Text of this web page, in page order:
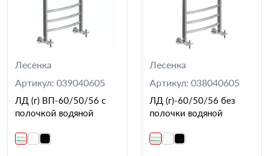
Лесенка
Артикул: 039040605
ЛД (г) ВП-60/50/56 с
полочкой водяной
Лесенка
Артикул: 038040605
ЛД (г)-60/50/56 без
полочки водяной